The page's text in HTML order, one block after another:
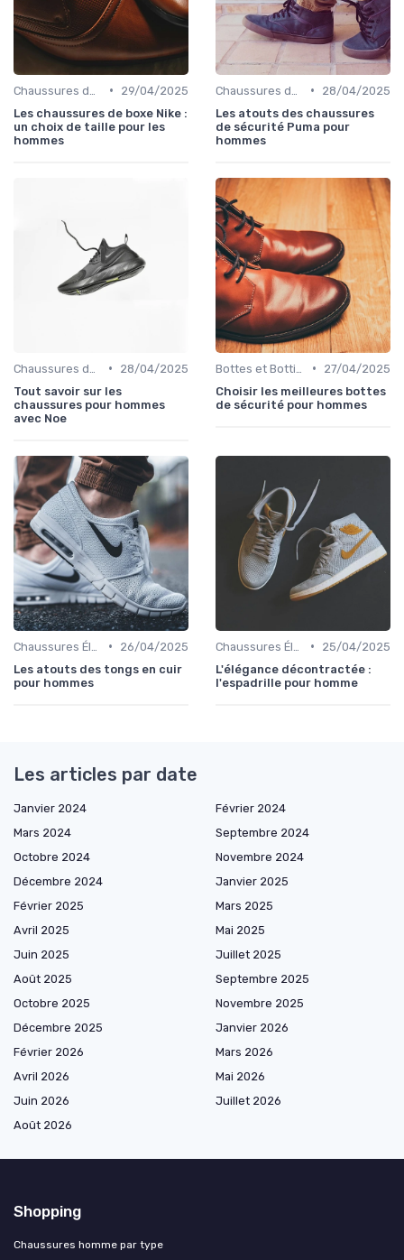
•
29/04/2025
Les chaussures de boxe Nike :
un choix de taille pour les
hommes
•
28/04/2025
Les atouts des chaussures
de sécurité Puma pour
hommes
•
28/04/2025
Tout savoir sur les
chaussures pour hommes
avec Noe
•
27/04/2025
Choisir les meilleures bottes
de sécurité pour hommes
•
26/04/2025
Les atouts des tongs en cuir
pour hommes
•
25/04/2025
L'élégance décontractée :
l'espadrille pour homme
Les articles par date
Janvier 2024
Février 2024
Mars 2024
Septembre 2024
Octobre 2024
Novembre 2024
Décembre 2024
Janvier 2025
Février 2025
Mars 2025
Avril 2025
Mai 2025
Juin 2025
Juillet 2025
Août 2025
Septembre 2025
Octobre 2025
Novembre 2025
Décembre 2025
Janvier 2026
Février 2026
Mars 2026
Avril 2026
Mai 2026
Juin 2026
Juillet 2026
Août 2026
Shopping
Chaussures homme par type